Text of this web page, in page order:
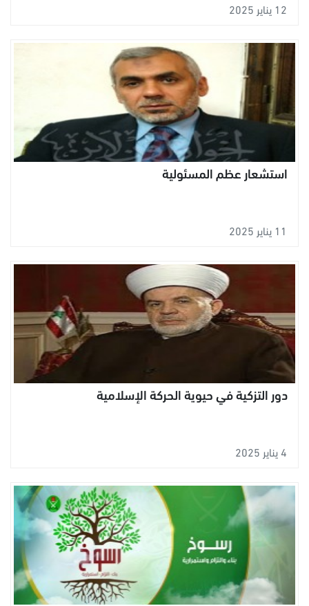
12 يناير 2025
استشعار عظم المسئولية
11 يناير 2025
دور التزكية في حيوية الحركة الإسلامية
4 يناير 2025